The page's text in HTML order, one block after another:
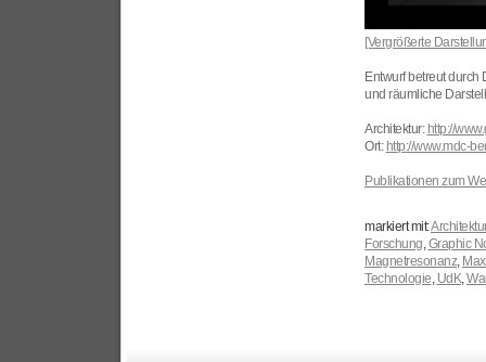
[Vergrößerte
Entwurf betreut
und räumliche
Architektur: http://
Ort: http://www.mdc-
Publikationen zum
markiert mit:Architektur
Forschung,Graphic
Magnetresonanz,
Technologie, UdK,